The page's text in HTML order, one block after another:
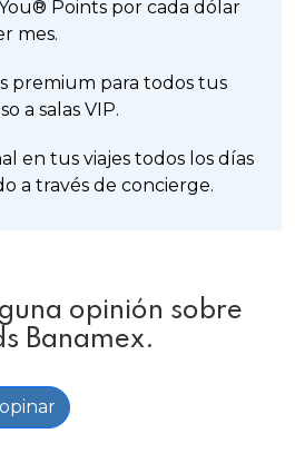
Points por cada dólar
mes.
premium para todos tus
a salas VIP.
en tus viajes todos los días
a través de concierge.
opinión sobre
Banamex.